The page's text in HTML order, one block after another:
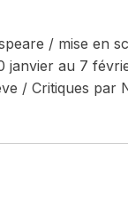
/ mise en
janvier au 7
/ Critiques par